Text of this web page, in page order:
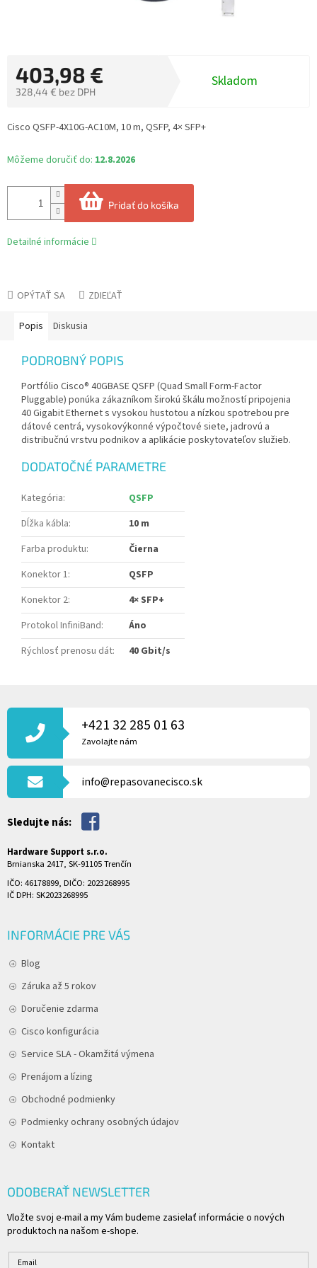
403,98 €
328,44 € bez DPH
cena:
Skladom
Môžeme doručiť do: 12.8.2026
Pridať do košíka
Cisco QSFP-4X10G-AC10M, 10 m, QSFP, 4× SFP+
Detailné informácie
OPÝTAŤ SA ZDIEĽAŤ
Popis Diskusia
PODROBNÝ POPIS
Portfólio Cisco® 40GBASE QSFP (Quad Small Form-Factor
Pluggable) ponúka zákazníkom širokú škálu možností pripojenia
40 Gigabit Ethernet s vysokou hustotou a nízkou spotrebou pre
dátové centrá, vysokovýkonné výpočtové siete, jadrovú a
distribučnú vrstvu podnikov a aplikácie poskytovateľov služieb.
DODATOČNÉ PARAMETRE
Kategória:
QSFP
Dĺžka kábla:
10 m
Farba produktu:
Čierna
Konektor 1:
QSFP
Konektor 2:
4× SFP+
Protokol InfiniBand:
Áno
Rýchlosť prenosu dát: 40 Gbit/s
Á
T
+421 32 285 01 63
Zavolajte nám
info@repasovanecisco.sk
Sledujte nás:
Hardware Support s.r.o.
Brnianska 2417, SK-91105 Trenčín
IČO: 46178899, DIČO: 2023268995
IČ DPH: SK2023268995
INFORMÁCIE PRE VÁS
Blog
Záruka až 5 rokov
Doručenie zdarma
Cisco konfigurácia
Service SLA - Okamžitá výmena
Prenájom a lízing
Obchodné podmienky
Podmienky ochrany osobných údajov
Kontakt
ODOBERAŤ NEWSLETTER
Vložte svoj e-mail a my Vám budeme zasielať informácie o nových
produktoch na našom e-shope.
Email